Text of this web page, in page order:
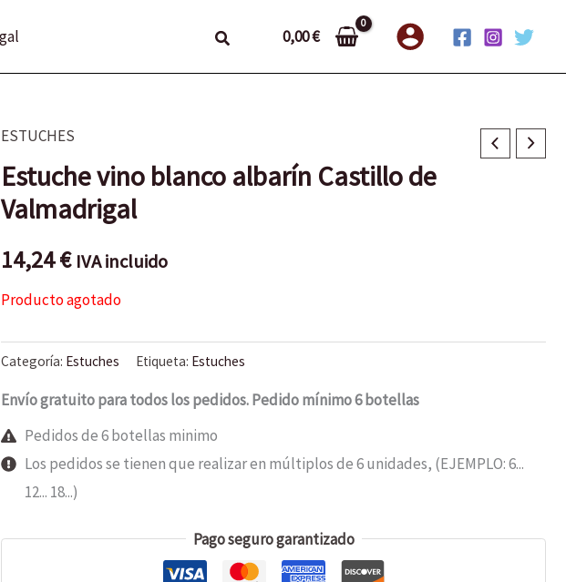
Buscar 0,00€
ESTUCHES
Estuche vino blanco albarín Castillo de
Valmadrigal
14,24€ IVA incluido
Producto agotado
Categoría: Estuches Etiqueta: Estuches
Envío gratuito para todos los pedidos. Pedido mínimo 6 botellas
Pedidos de 6 botellas minimo
Los pedidos se tienen que realizar en múltiplos de 6 unidades, (EJEMPLO: 6...
12... 18...)
Pago seguro garantizado